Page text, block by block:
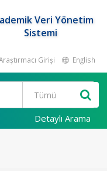
Veri Yönetim
Sistemi
Girişi English
Detaylı Arama